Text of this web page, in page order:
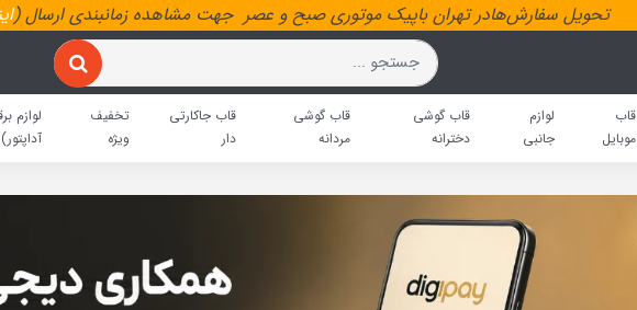
تحویل سفارش‌هادر تهران باپیک موتوری صبح و عصر جهت مشاهده زمانبندی ارسال (
قاب
موبایل
لوازم
جانبی
قاب گوشی
دخترانه
قاب گوشی
مردانه
قاب جاکارتی
دار
تخفیف
ویژه
لوازم
آداپتور)